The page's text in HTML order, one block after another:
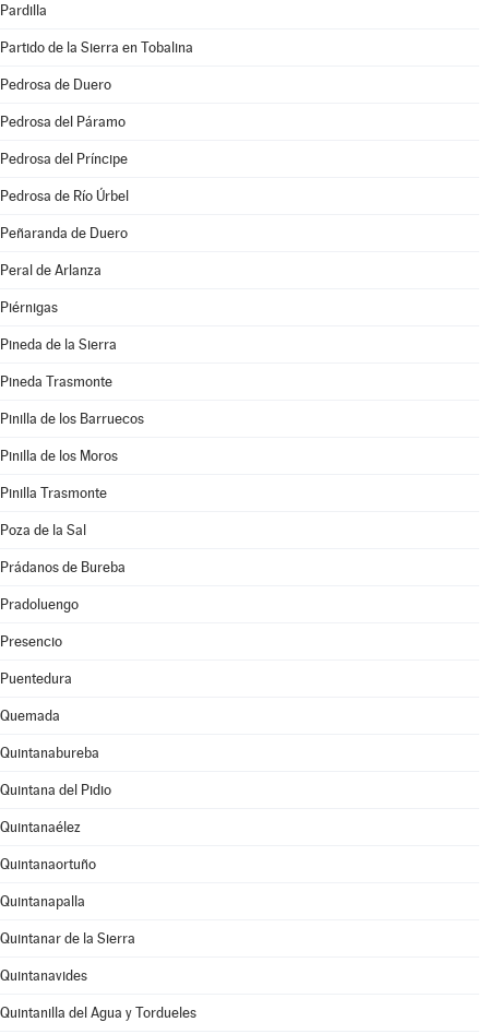
Pardilla
Partido de la Sierra en Tobalina
Pedrosa de Duero
Pedrosa del Páramo
Pedrosa del Príncipe
Pedrosa de Río Úrbel
Peñaranda de Duero
Peral de Arlanza
Piérnigas
Pineda de la Sierra
Pineda Trasmonte
Pinilla de los Barruecos
Pinilla de los Moros
Pinilla Trasmonte
Poza de la Sal
Prádanos de Bureba
Pradoluengo
Presencio
Puentedura
Quemada
Quintanabureba
Quintana del Pidio
Quintanaélez
Quintanaortuño
Quintanapalla
Quintanar de la Sierra
Quintanavides
Quintanilla del Agua y Tordueles